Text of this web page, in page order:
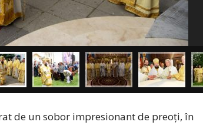
de un sobor impresionant de preoți, în